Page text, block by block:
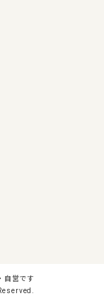
自営です